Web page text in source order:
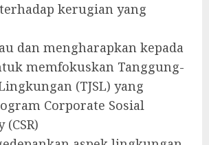
kerugian yang
dan mengharapkan kepada
memfokuskan Tanggung-
(TJSL) yang
Corporate Sosial